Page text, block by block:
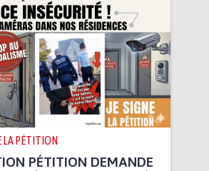
LA PÉTITION
PÉTITION DEMANDE